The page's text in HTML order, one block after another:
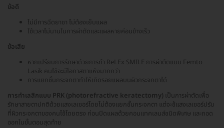
ข้อดี
ไม่มีการฉีดยาชา ไม่ต้องเย็บแผล
ใช้เวลาไม่นานในการผ่าตัดและแผลหายค่อนข้างเร็ว
ข้อเสีย
หากเปรียบการรักษาด้วยการทำ ReLEx SMILE การผ่าตัดแบบ Femto
Lasik คนไข้จะมีโอกาสตาแห้งมากกว่า
การแยกชั้นกระจกตาทำให้เกิดรอยแผลบนผิวกระจกตาได้
การทำเลสิกแบบ PRK (photorefractive keratectomy) เป็นการผ่าตัดเพื่อ
รักษาสายตาปกติด้วยแสงเลเซอร์โดยไม่ต้องแยกชั้นกระจกตา แต่จะช้แสงเลเซอร์ปรับ
ที่ผิวกระจกตาของคนไข้โดยตรง ก่อนปิดแผลด้วยคอนแทคเลนส์ชนิดพิเศษ และถอด
ออกในขั้นตอนสุดท้าย